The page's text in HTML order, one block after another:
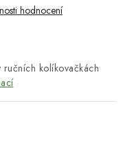
kolíkovačkách
hodnocení